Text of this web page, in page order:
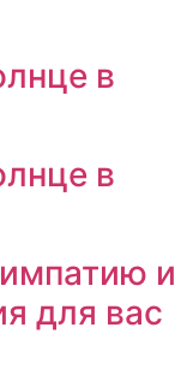
в
в
и
для вас